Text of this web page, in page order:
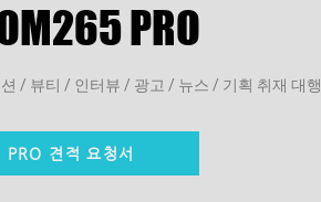
PRO
/ 뷰티 / 인터뷰 / 광고 / 뉴스 / 기획 취재 대
PRO 견적 요청서